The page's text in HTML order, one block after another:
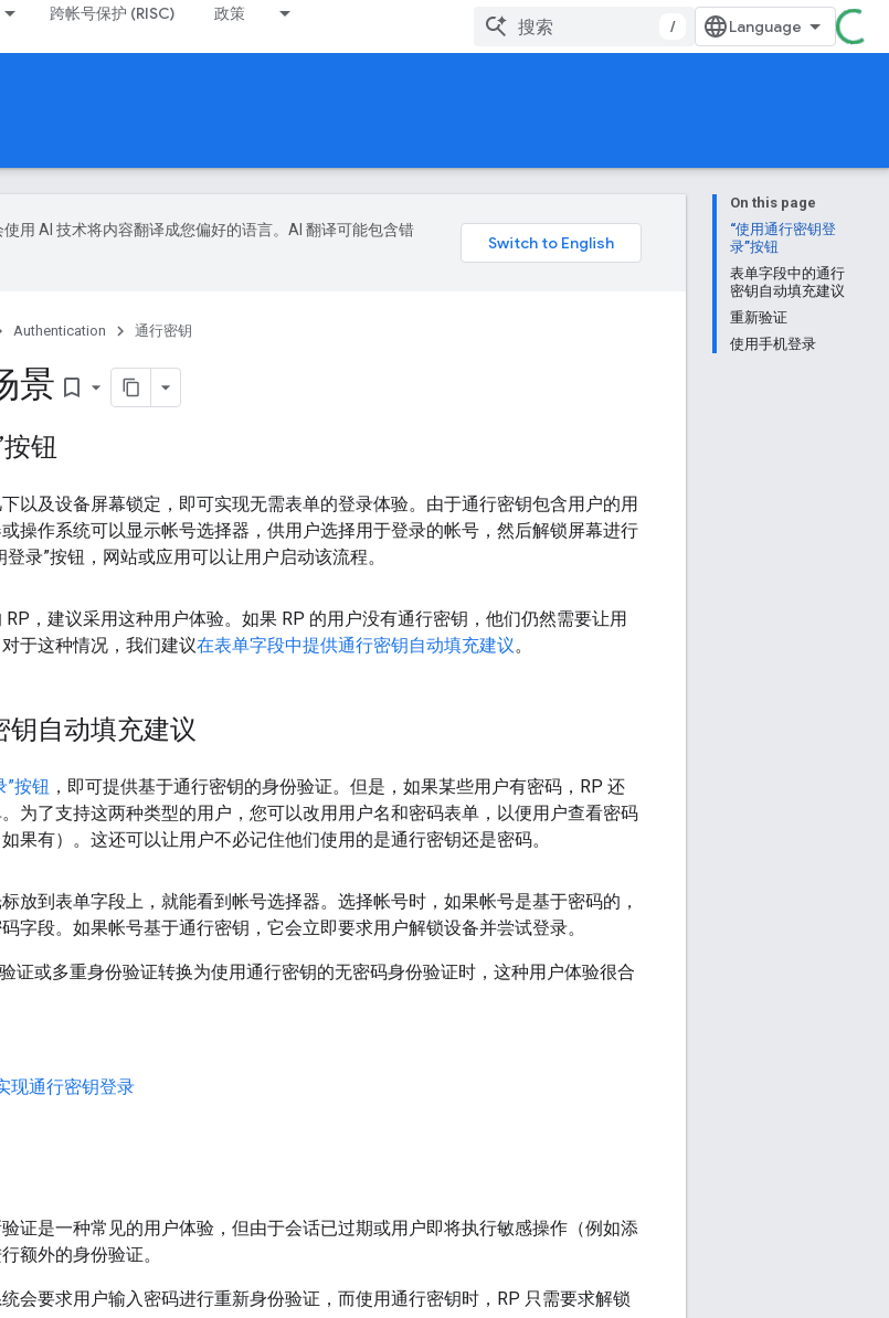
跨帐号保护 (RISC) 政策
/
On this page
“使用通行密钥登
录”按钮
表单字段中的通行
密钥自动填充建议
重新验证
使用手机登录
使用 AI 技术将内容翻译成您偏好的语言。AI 翻译可能包含错
Authentication 通行密钥
景 bookmark_border
钮
以及设备屏幕锁定，即可实现无需表单的登录体验。由于通行密钥包含用户的用
操作系统可以显示帐号选择器，供用户选择用于登录的帐号，然后解锁屏幕进行
录”按钮，网站或应用可以让用户启动该流程。
，建议采用这种用户体验。如果 RP 的用户没有通行密钥，他们仍然需要让用
于这种情况，我们建议在表单字段中提供通行密钥自动填充建议。
自动填充建议
”按钮 ，即可提供基于通行密钥的身份验证。但是，如果某些用户有密码，RP 还
为了支持这两种类型的用户，您可以改用用户名和密码表单，以便用户查看密码
果有）。这还可以让用户不必记住他们使用的是通行密钥还是密码。
放到表单字段上，就能看到帐号选择器。选择帐号时，如果帐号是基于密码的，
字段。如果帐号基于通行密钥，它会立即要求用户解锁设备并尝试登录。
证或多重身份验证转换为使用通行密钥的无密码身份验证时，这种用户体验很合
现通行密钥登录
证是一种常见的用户体验，但由于会话已过期或用户即将执行敏感操作（例如添
额外的身份验证。
会要求用户输入密码进行重新身份验证，而使用通行密钥时，RP 只需要求解锁